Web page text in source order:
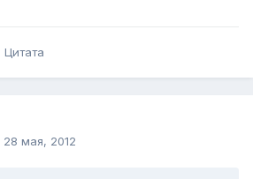
Цитата
28 мая, 2012